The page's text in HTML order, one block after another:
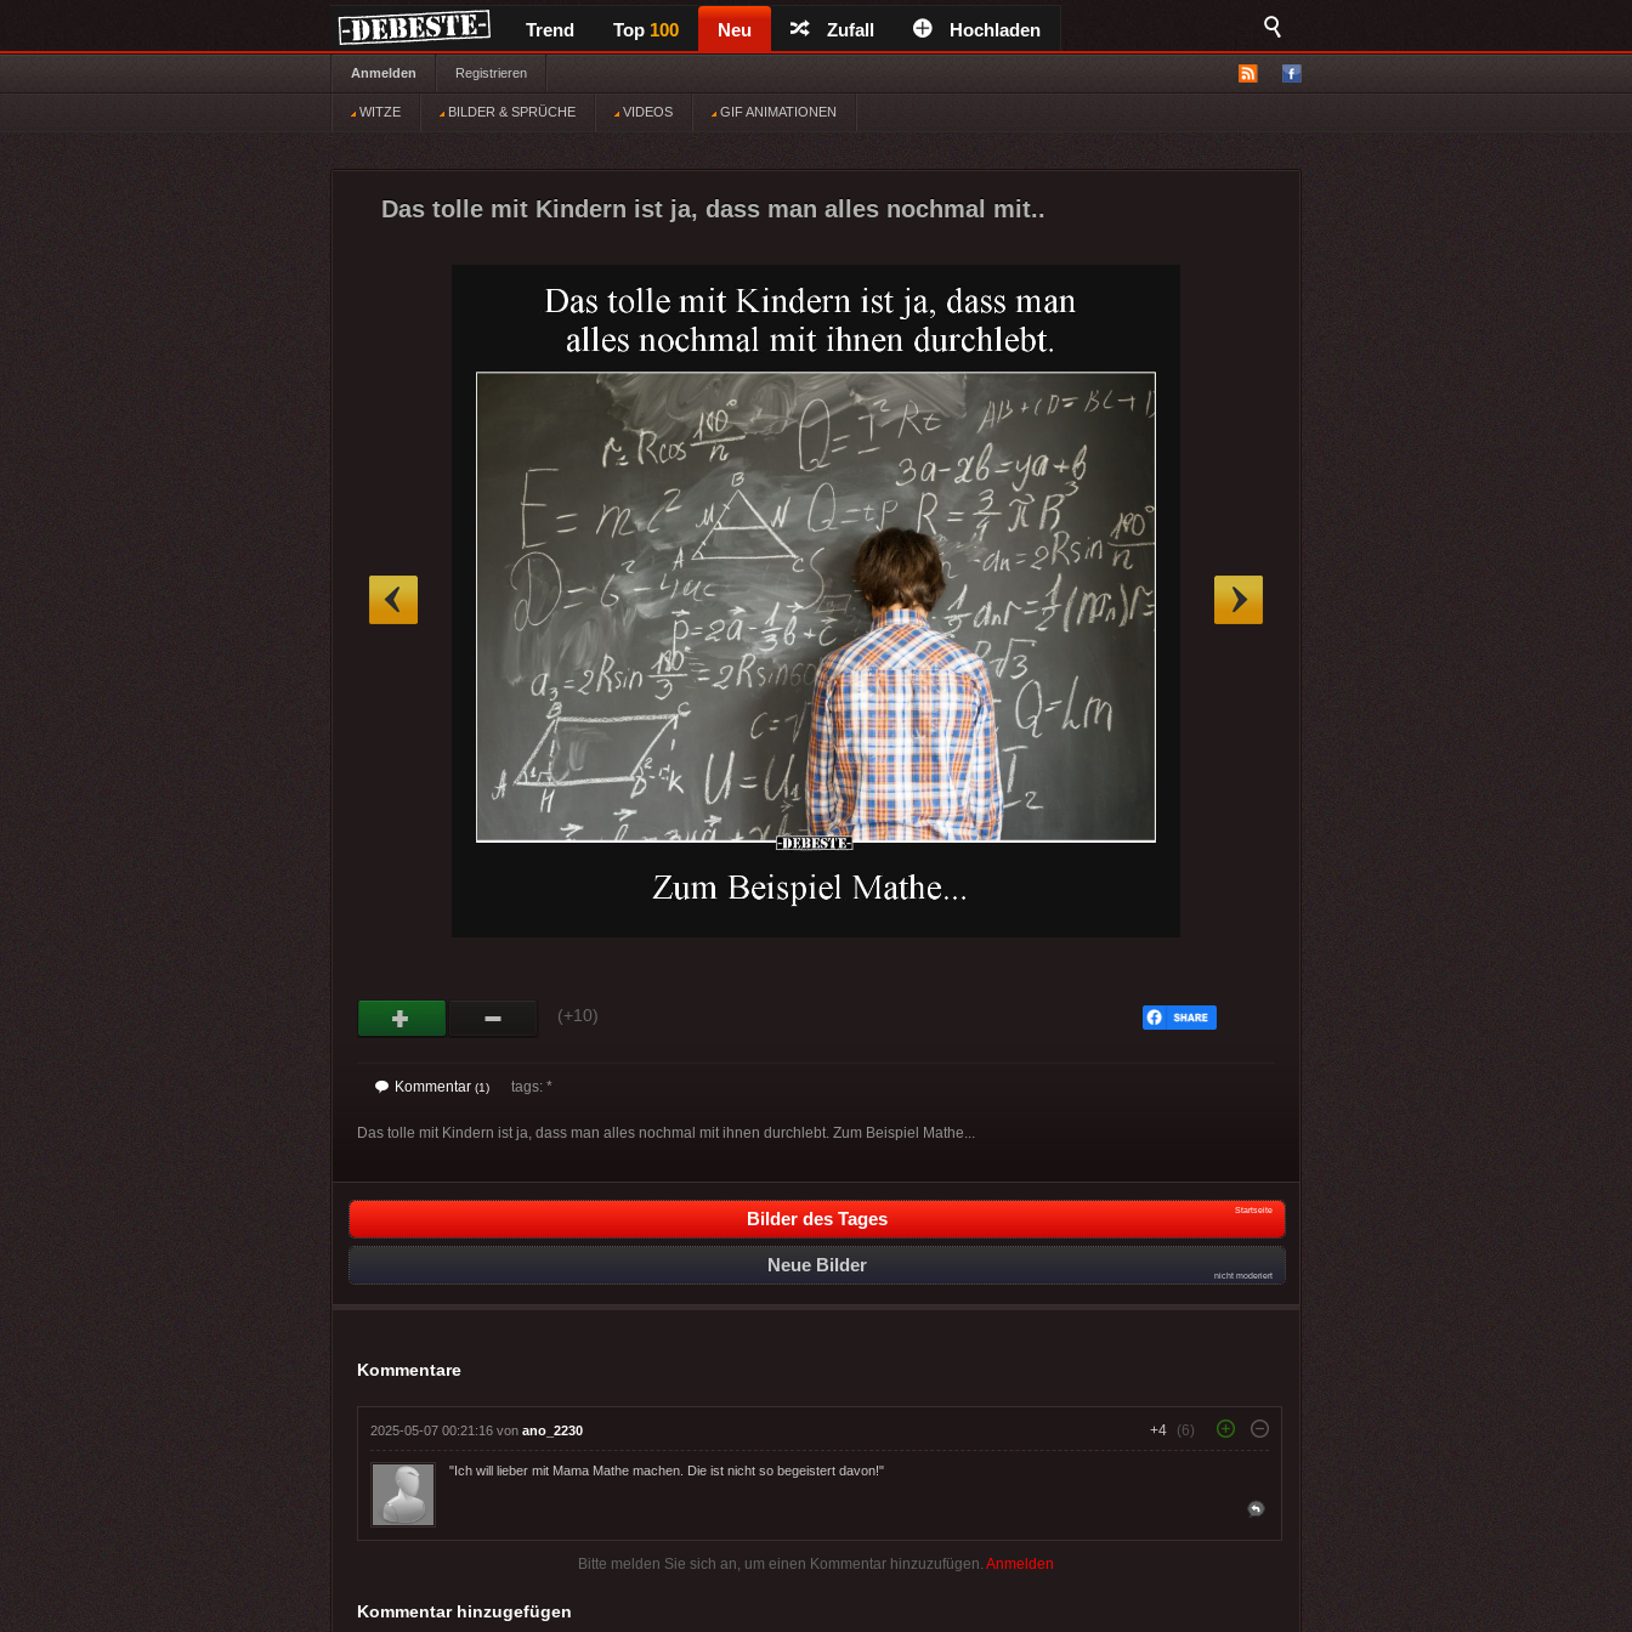
Trend Top 100 Neu Zufall Hochladen
Anmelden Registrieren
WITZE BILDER & SPRÜCHE VIDEOS GIF ANIMATIONEN
Das tolle mit Kindern ist ja, dass man alles nochmal mit..
(+10)
Kommentar (1) tags: *
Das tolle mit Kindern ist ja, dass man alles nochmal mit ihnen durchlebt. Zum Beispiel Mathe...
Bilder des Tages Startseite
Neue Bilder
nicht moderiert
Kommentare
2025-05-07 00:21:16 von ano_2230 +4 (6)
"Ich will lieber mit Mama Mathe machen. Die ist nicht so begeistert davon!"
Bitte melden Sie sich an, um einen Kommentar hinzuzufügen. Anmelden
Kommentar hinzugefügen